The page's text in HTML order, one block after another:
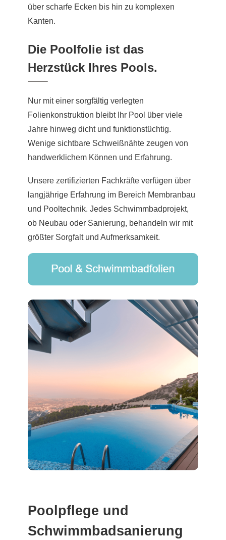
über scharfe Ecken bis hin zu komplexen
Kanten.
Die Poolfolie ist das
Herzstück Ihres Pools.
Nur mit einer sorgfältig verlegten
Folienkonstruktion bleibt Ihr Pool über viele
Jahre hinweg dicht und funktionstüchtig.
Wenige sichtbare Schweißnähte zeugen von
handwerklichem Können und Erfahrung.
Unsere zertifizierten Fachkräfte verfügen über
langjährige Erfahrung im Bereich Membranbau
und Pooltechnik. Jedes Schwimmbadprojekt,
ob Neubau oder Sanierung, behandeln wir mit
größter Sorgfalt und Aufmerksamkeit.
Poolpflege und
Schwimmbadsanierung